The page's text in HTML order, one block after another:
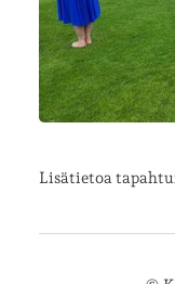
Lisätietoa